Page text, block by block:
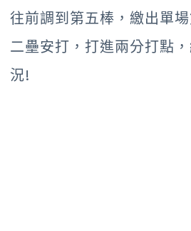
往前調到第五棒，繳出單
二壘安打，打進兩分打點
況!